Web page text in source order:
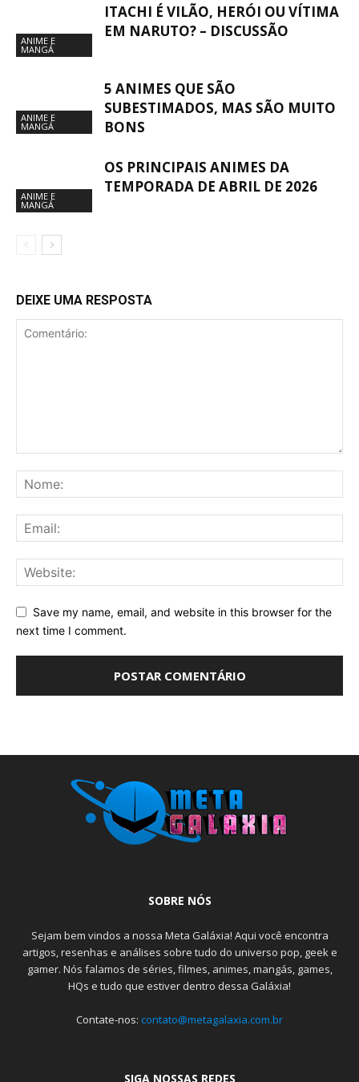
ANIME E
MANGÁ
ITACHI É VILÃO, HERÓI OU VÍTIMA
EM NARUTO? – DISCUSSÃO
ANIME E
MANGÁ
5 ANIMES QUE SÃO
SUBESTIMADOS, MAS SÃO MUITO
BONS
ANIME E
MANGÁ
OS PRINCIPAIS ANIMES DA
TEMPORADA DE ABRIL DE 2026
DEIXE UMA RESPOSTA
Save my name, email, and website in this browser for the
next time I comment.
SOBRE NÓS
Sejam bem vindos a nossa Meta Galáxia! Aqui você encontra
artigos, resenhas e análises sobre tudo do universo pop, geek e
gamer. Nós falamos de séries, filmes, animes, mangás, games,
HQs e tudo que estiver dentro dessa Galáxia!
Contate-nos: contato@metagalaxia.com.br
SIGA NOSSAS REDES